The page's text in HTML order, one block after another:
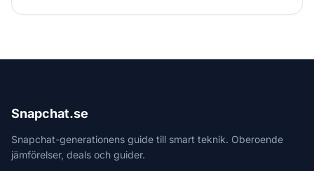
Snapchat.se
Snapchat-generationens guide till smart teknik. Oberoende
jämförelser, deals och guider.